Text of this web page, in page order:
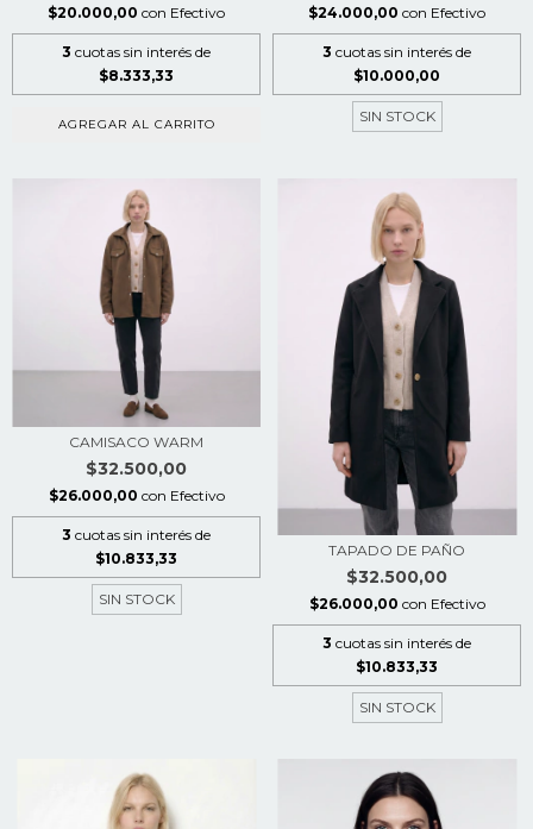
$20.000,00 con Efectivo
3 cuotas sin interés de
$8.333,33
AGREGAR AL CARRITO
$24.000,00 con Efectivo
3 cuotas sin interés de
$10.000,00
SIN STOCK
CAMISACO WARM
$32.500,00
$26.000,00 con Efectivo
3 cuotas sin interés de
$10.833,33
SIN STOCK
TAPADO DE PAÑO
$32.500,00
$26.000,00 con Efectivo
3 cuotas sin interés de
$10.833,33
SIN STOCK